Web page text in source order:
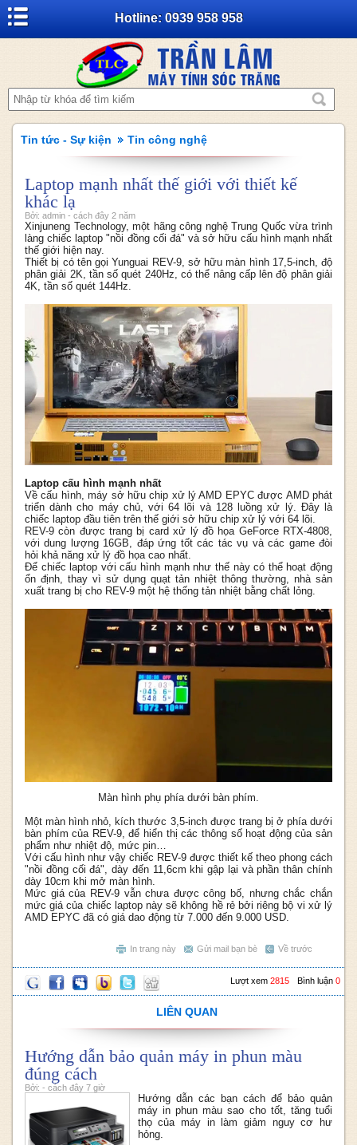
Hotline: 0939 958 958
Tin tức - Sự kiện Tin công nghệ
Laptop mạnh nhất thế giới với thiết kế
khác lạ
Bởi: admin - cách đây 2 năm
Xinjuneng Technology, một hãng công nghệ Trung Quốc vừa trình
làng chiếc laptop "nồi đồng cối đá" và sở hữu cấu hình mạnh nhất
thế giới hiện nay.
Thiết bị có tên gọi Yunguai REV-9, sở hữu màn hình 17,5-inch, độ
phân giải 2K, tần số quét 240Hz, có thể nâng cấp lên độ phân giải
4K, tần số quét 144Hz.
Laptop cấu hình mạnh nhất
Về cấu hình, máy sở hữu chip xử lý AMD EPYC được AMD phát
triển dành cho máy chủ, với 64 lõi và 128 luồng xử lý. Đây là
chiếc laptop đầu tiên trên thế giới sở hữu chip xử lý với 64 lõi.
REV-9 còn được trang bị card xử lý đồ họa GeForce RTX-4808,
với dung lượng 16GB, đáp ứng tốt các tác vụ và các game đòi
hỏi khả năng xử lý đồ họa cao nhất.
Để chiếc laptop với cấu hình mạnh như thế này có thể hoạt động
ổn định, thay vì sử dụng quạt tản nhiệt thông thường, nhà sản
xuất trang bị cho REV-9 một hệ thống tản nhiệt bằng chất lỏng.
Màn hình phụ phía dưới bàn phím.
Một màn hình nhỏ, kích thước 3,5-inch được trang bị ở phía dưới
bàn phím của REV-9, để hiển thị các thông số hoạt động của sản
phẩm như nhiệt độ, mức pin…
Với cấu hình như vậy chiếc REV-9 được thiết kế theo phong cách
"nồi đồng cối đá", dày đến 11,6cm khi gập lại và phần thân chính
dày 10cm khi mở màn hình.
Mức giá của REV-9 vẫn chưa được công bố, nhưng chắc chắn
mức giá của chiếc laptop này sẽ không hề rẻ bởi riêng bộ vi xử lý
AMD EPYC đã có giá dao động từ 7.000 đến 9.000 USD.
Về trước
Gửi mail bạn bè
In trang này
Bình luận 0
Lượt xem 2815
LIÊN QUAN
Hướng dẫn bảo quản máy in phun màu
đúng cách
Bởi: - cách đây 7 giờ
Hướng dẫn các bạn cách để bảo quản
máy in phun màu sao cho tốt, tăng tuổi
thọ của máy in làm giảm nguy cơ hư
hỏng.